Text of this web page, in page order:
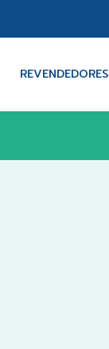
REVENDEDORES